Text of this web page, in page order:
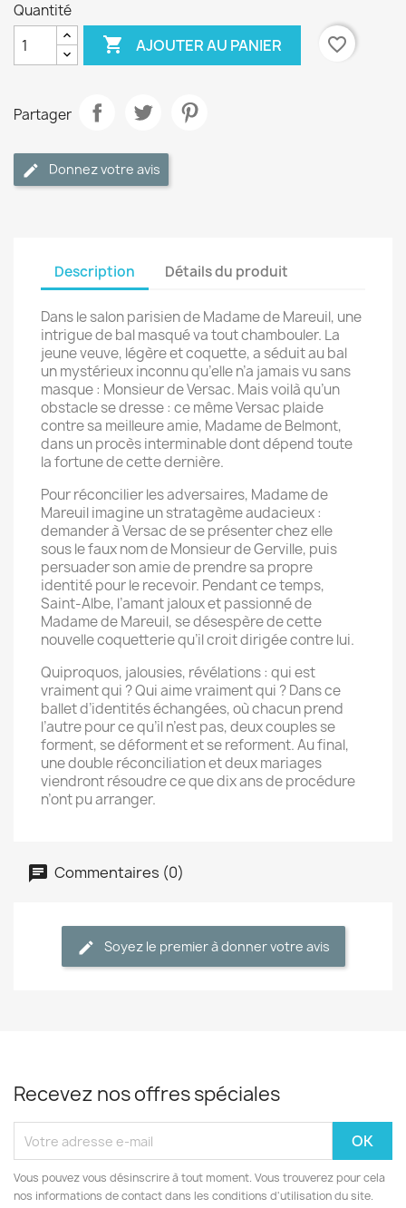
Quantité
 AJOUTER AU PANIER favorite_border
Partager
Donnez votre avis
Description Détails du produit
Dans le salon parisien de Madame de Mareuil, une
intrigue de bal masqué va tout chambouler. La
jeune veuve, légère et coquette, a séduit au bal
un mystérieux inconnu qu’elle n’a jamais vu sans
masque : Monsieur de Versac. Mais voilà qu’un
obstacle se dresse : ce même Versac plaide
contre sa meilleure amie, Madame de Belmont,
dans un procès interminable dont dépend toute
la fortune de cette dernière.
Pour réconcilier les adversaires, Madame de
Mareuil imagine un stratagème audacieux :
demander à Versac de se présenter chez elle
sous le faux nom de Monsieur de Gerville, puis
persuader son amie de prendre sa propre
identité pour le recevoir. Pendant ce temps,
Saint-Albe, l’amant jaloux et passionné de
Madame de Mareuil, se désespère de cette
nouvelle coquetterie qu’il croit dirigée contre lui.
Quiproquos, jalousies, révélations : qui est
vraiment qui ? Qui aime vraiment qui ? Dans ce
ballet d’identités échangées, où chacun prend
l’autre pour ce qu’il n’est pas, deux couples se
forment, se déforment et se reforment. Au final,
une double réconciliation et deux mariages
viendront résoudre ce que dix ans de procédure
n’ont pu arranger.
Commentaires (0)
Soyez le premier à donner votre avis
Recevez nos offres spéciales
Vous pouvez vous désinscrire à tout moment. Vous trouverez pour cela
nos informations de contact dans les conditions d'utilisation du site.